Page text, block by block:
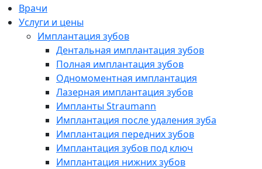
Врачи
Услуги и цены
Имплантация зубов
Дентальная имплантация зубов
Полная имплантация зубов
Одномоментная имплантация
Лазерная имплантация зубов
Импланты Straumann
Имплантация после удаления зуба
Имплантация передних зубов
Имплантация зубов под ключ
Имплантация нижних зубов